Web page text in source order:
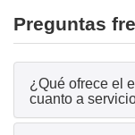
Preguntas
¿Qué ofrece el
cuanto a